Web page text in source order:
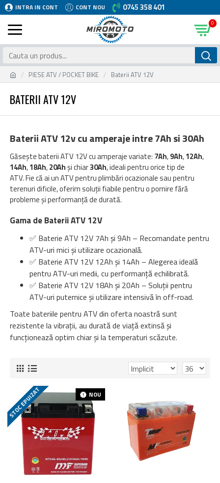
INTRA IN CONT CONT NOU 0745 358 401
0
PIESE ATV / POCKET BIKE Baterii ATV 12V
BATERII ATV 12V
Baterii ATV 12v cu amperaje intre 7Ah si 30Ah
Găsește baterii ATV 12V cu amperaje variate: 7Ah,9Ah,12Ah,
14Ah,18Ah,20Ahși chiar30Ah, ideali pentru orice tip de
ATV. Fie că ai un ATV pentru plimbări ocazionale sau pentru
terenuri dificile, oferim soluții fiabile pentru o pornire fără
probleme și performanță de durată.
Gama de Baterii ATV 12V
✅ Baterie ATV 12V 7Ah și 9Ah – Recomandate pentru
ATV-uri mici și utilizare ocazională.
✅ Baterie ATV 12V 12Ah și 14Ah – Alegerea ideală
pentru ATV-uri medii, cu performanță echilibrată.
✅ Baterie ATV 12V 18Ah și 20Ah – Soluții pentru
ATV-uri puternice și utilizare intensivă în off-road.
Toate bateriile pentru ATV din oferta noastră sunt
rezistente la vibrații, au durată de viață extinsă și
funcționează optim chiar și la temperaturi scăzute.
NOU
STOC EPUIZAT